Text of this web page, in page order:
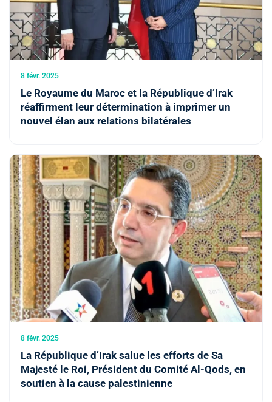
8 févr. 2025
Le Royaume du Maroc et la République d’Irak
réaffirment leur détermination à imprimer un
nouvel élan aux relations bilatérales
8 févr. 2025
La République d’Irak salue les efforts de Sa
Majesté le Roi, Président du Comité Al-Qods, en
soutien à la cause palestinienne